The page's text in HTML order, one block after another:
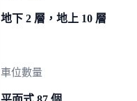
地下 2 層，地上 10 層
車位數量